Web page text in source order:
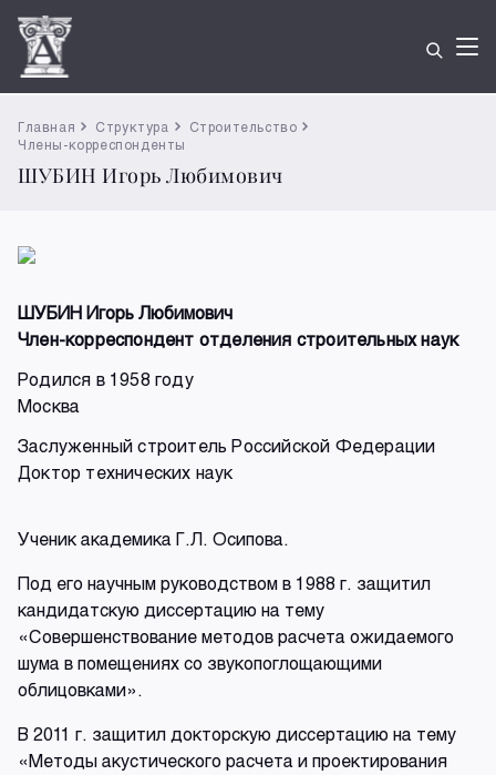
Главная Структура
Строительство
Члены-корреспонденты
ШУБИН Игорь Любимович
ШУБИН Игорь Любимович
Член-корреспондент отделения строительных наук
Родился в 1958 году
Москва
Заслуженный строитель Российской Федерации
Доктор технических наук
Ученик академика Г.Л. Осипова.
Под его научным руководством в 1988 г. защитил
кандидатскую диссертацию на тему
«Совершенствование методов расчета ожидаемого
шума в помещениях со звукопоглощающими
облицовками».
В 2011 г. защитил докторскую диссертацию на тему
«Методы акустического расчета и проектирования